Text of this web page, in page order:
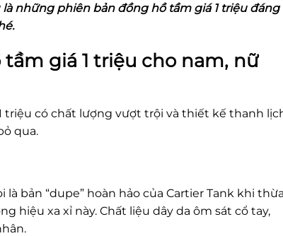
những phiên bản đồng hồ tầm giá 1 triệu đáng
giá 1 triệu cho nam, nữ
triệu có chất lượng vượt trội và thiết kế thanh
qua.
là bản “dupe” hoàn hảo của Cartier Tank khi
hiệu xa xỉ này. Chất liệu dây da ôm sát cổ tay,